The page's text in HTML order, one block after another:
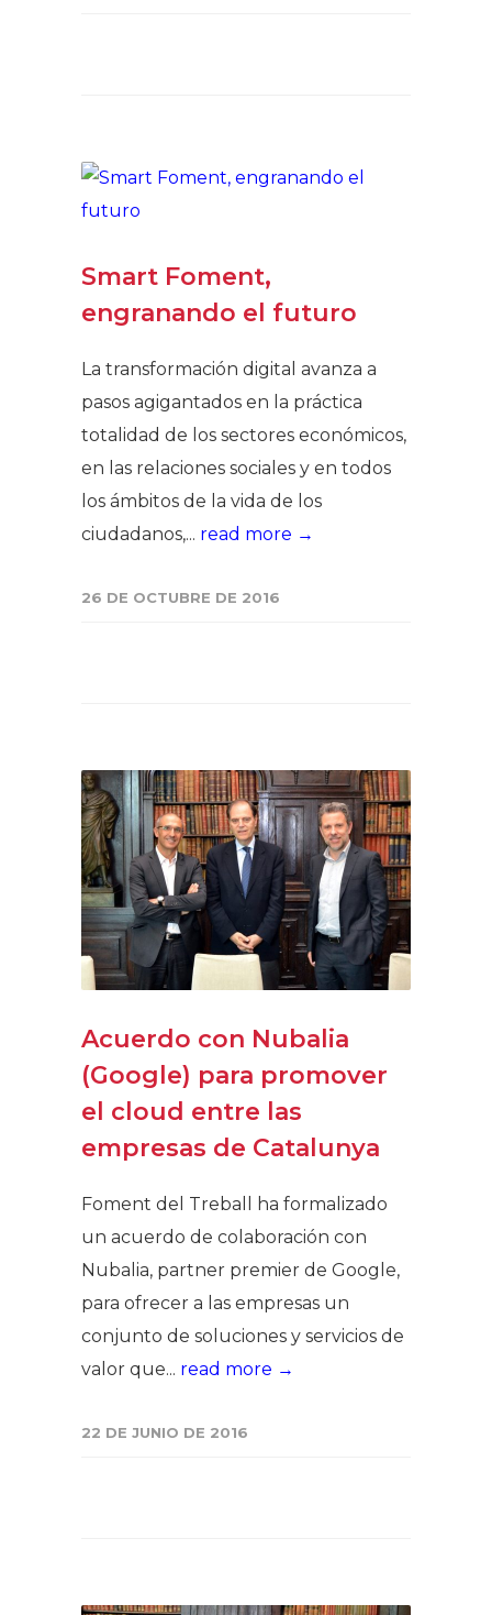
Smart Foment,
engranando el futuro
La transformación digital avanza a
pasos agigantados en la práctica
totalidad de los sectores económicos,
en las relaciones sociales y en todos
los ámbitos de la vida de los
ciudadanos,... read more →
26 DE OCTUBRE DE 2016
Acuerdo con Nubalia
(Google) para promover
el cloud entre las
empresas de Catalunya
Foment del Treball ha formalizado
un acuerdo de colaboración con
Nubalia, partner premier de Google,
para ofrecer a las empresas un
conjunto de soluciones y servicios de
valor que... read more →
22 DE JUNIO DE 2016